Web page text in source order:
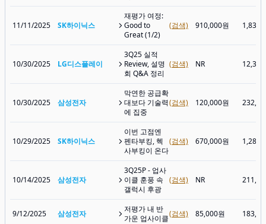
11/11/2025 SK하이닉스
재평가 여정:
Good to
Great (1/2)
(검색) 910,000원
10/30/2025 LG디스플레이
3Q25 실적
Review, 설명
회 Q&A 정리
(검색) NR
10/30/2025 삼성전자
막연한 공급확
대보다 기술력
에 집중
(검색) 120,000원
10/29/2025 SK하이닉스
이번 고점엔
펜타부킹, 헥
사부킹이 온다
(검색) 670,000원
10/14/2025 삼성전자
3Q25P - 업사
이클 훈풍 속
갤럭시 후광
(검색) NR
9/12/2025 삼성전자
저평가 내 반
가운 업사이클(검색) 85,000원